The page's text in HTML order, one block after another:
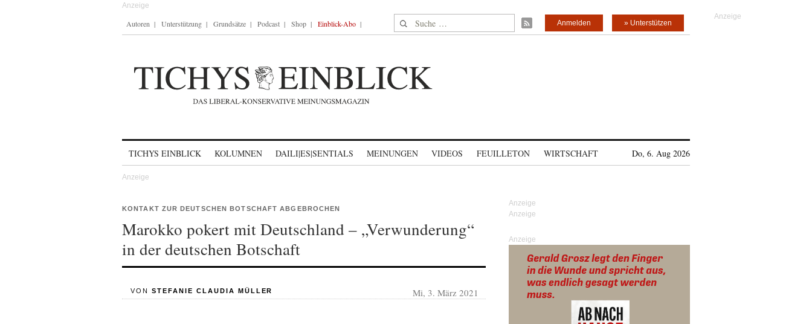
Autoren Unterstützung Grundsätze Podcast Shop Einblick-Abo Suche nach: » Unterstützen
Anmelden
TICHYS EINBLICK KOLUMNEN DAILI|ES|SENTIALS MEINUNGEN VIDEOS FEUILLETON WIRTSCHAFT Do, 6. Aug 2026
KONTAKT ZUR DEUTSCHEN BOTSCHAFT ABGEBROCHEN
Marokko pokert mit Deutschland – „Verwunderung“
in der deutschen Botschaft
VON STEFANIE CLAUDIA MÜLLER Mi, 3. März 2021
Anzeige